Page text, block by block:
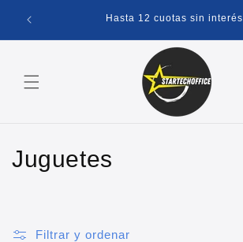
directamente
Hasta 12 cuotas sin interés
C
Juguetes
Filtrar y ordenar